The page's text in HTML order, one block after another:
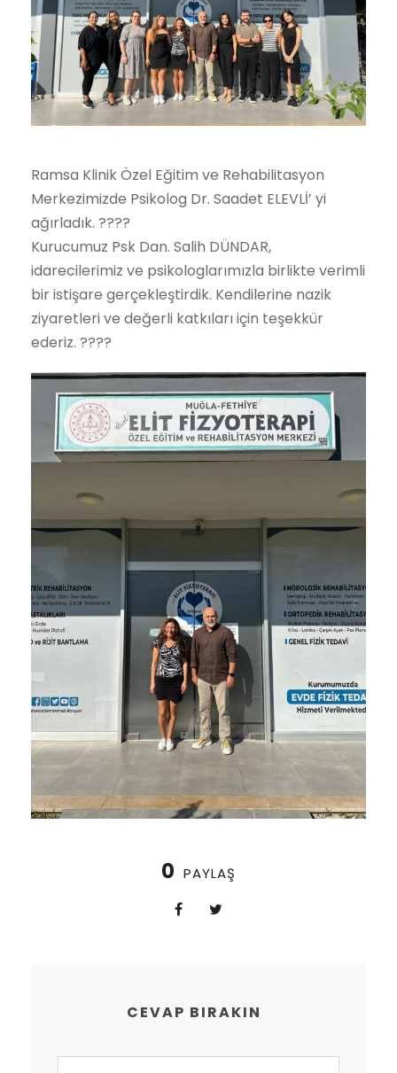
Ramsa Klinik Özel Eğitim ve Rehabilitasyon
Merkezimizde Psikolog Dr. Saadet ELEVLİ’ yi
ağırladık. ????
Kurucumuz Psk Dan. Salih DÜNDAR,
idarecilerimiz ve psikologlarımızla birlikte verimli
bir istişare gerçekleştirdik. Kendilerine nazik
ziyaretleri ve değerli katkıları için teşekkür
ederiz. ????
0 PAYLAŞ
CEVAP BIRAKIN